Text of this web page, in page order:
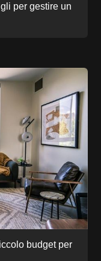
per gestire un
budget per